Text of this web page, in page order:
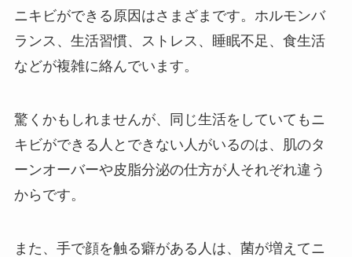
ニキビができる原因はさまざまです。ホルモンバ
ランス、生活習慣、ストレス、睡眠不足、食生活
などが複雑に絡んでいます。
驚くかもしれませんが、同じ生活をしていてもニ
キビができる人とできない人がいるのは、肌のタ
ーンオーバーや皮脂分泌の仕方が人それぞれ違う
からです。
また、手で顔を触る癖がある人は、菌が増えてニ